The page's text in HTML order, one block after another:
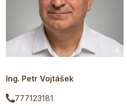
Ing. Petr Vojtášek
777123181